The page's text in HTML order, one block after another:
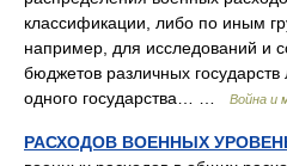
классификации, либо по иным
например, для исследований и
бюджетов различных
одного государства… …
Война и
РАСХОДОВ ВОЕННЫХ